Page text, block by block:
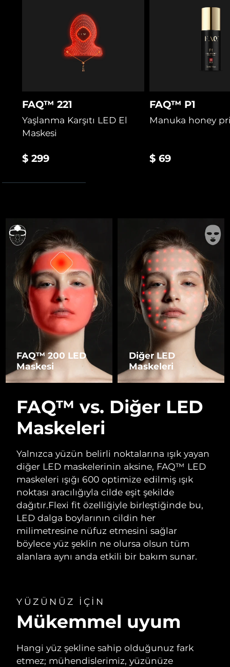
FAQ™ 221
Yaşlanma Karşıtı LED El
Maskesi
$ 299
FAQ™ P1
Manuka honey
$ 69
FAQ™ 200 LED
Maskesi
Diğer LED
Maskeleri
FAQ™ vs. Diğer LED
Maskeleri
Yalnızca yüzün belirli noktalarına ışık yayan
diğer LED maskelerinin aksine, FAQ™ LED
maskeleri ışığı 600 optimize edilmiş ışık
noktası aracılığıyla cilde eşit şekilde
dağıtır.Flexi fit özelliğiyle birleştiğinde bu,
LED dalga boylarının cildin her
milimetresine nüfuz etmesini sağlar
böylece yüz şeklin ne olursa olsun tüm
alanlara aynı anda etkili bir bakım sunar.
YÜZÜNÜZ IÇIN
Mükemmel uyum
Hangi yüz şekline sahip olduğunuz fark
etmez; mühendislerimiz, yüzünüze